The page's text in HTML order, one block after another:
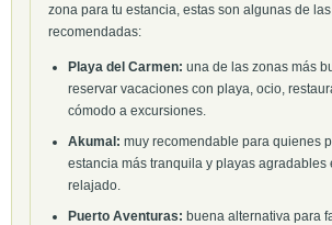
zona para tu estancia, estas son algunas de
recomendadas:
Playa del Carmen: una de las zonas más
reservar vacaciones con playa, ocio,
cómodo a excursiones.
Akumal: muy recomendable para quienes
estancia más tranquila y playas agradables
relajado.
Puerto Aventuras: buena alternativa para